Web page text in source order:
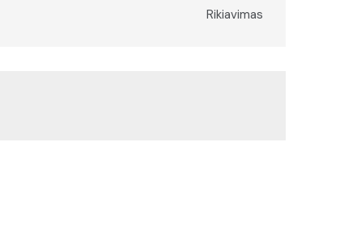
Rikiavimas